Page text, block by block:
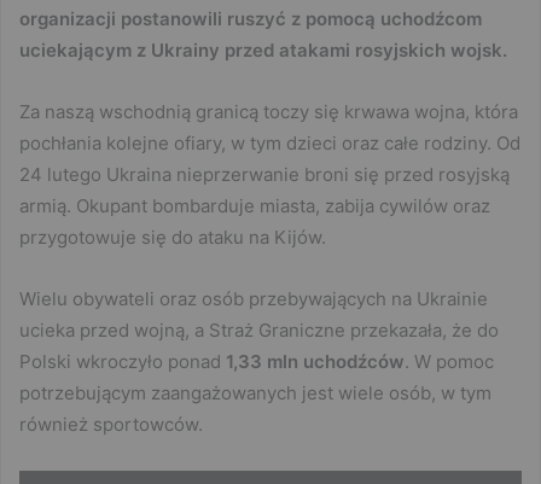
organizacji postanowili ruszyć z pomocą uchodźcom
uciekającym z Ukrainy przed atakami rosyjskich wojsk.
Za naszą wschodnią granicą toczy się krwawa wojna, która
pochłania kolejne ofiary, w tym dzieci oraz całe rodziny. Od
24 lutego Ukraina nieprzerwanie broni się przed rosyjską
armią. Okupant bombarduje miasta, zabija cywilów oraz
przygotowuje się do ataku na Kijów.
Wielu obywateli oraz osób przebywających na Ukrainie
ucieka przed wojną, a Straż Graniczne przekazała, że do
Polski wkroczyło ponad 1,33 mln uchodźców. W pomoc
potrzebującym zaangażowanych jest wiele osób, w tym
również sportowców.